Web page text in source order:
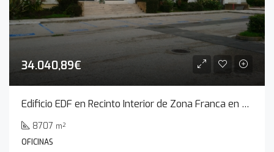
34.040,89€
Edificio EDF en Recinto Interior de Zona Franca en Cádiz
8707 m²
OFICINAS